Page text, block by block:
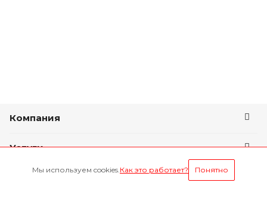
Компания
Услуги
Условия оплаты
Мы используем cookies.Как это работает? Понятно